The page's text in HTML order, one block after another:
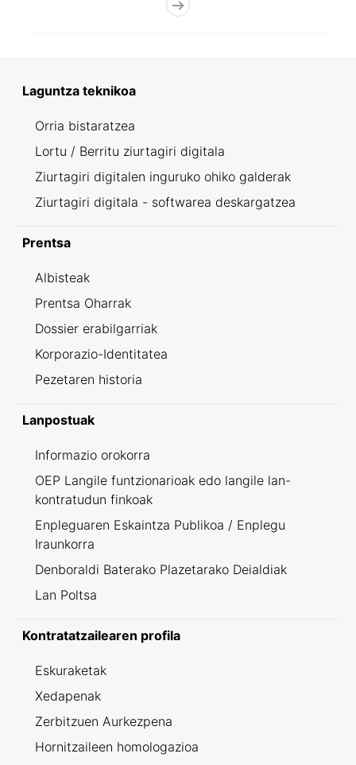
Laguntza teknikoa
Orria bistaratzea
Lortu / Berritu ziurtagiri digitala
Ziurtagiri digitalen inguruko ohiko galderak
Ziurtagiri digitala - softwarea deskargatzea
Prentsa
Albisteak
Prentsa Oharrak
Dossier erabilgarriak
Korporazio-Identitatea
Pezetaren historia
Lanpostuak
Informazio orokorra
OEP Langile funtzionarioak edo langile lan-
kontratudun finkoak
Enpleguaren Eskaintza Publikoa / Enplegu
Iraunkorra
Denboraldi Baterako Plazetarako Deialdiak
Lan Poltsa
Kontratatzailearen profila
Eskuraketak
Xedapenak
Zerbitzuen Aurkezpena
Hornitzaileen homologazioa